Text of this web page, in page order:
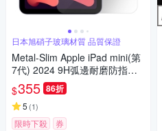
日本旭硝子玻璃材質 品質保證
Metal-Slim Apple iPad mini(第
7代) 2024 9H弧邊耐磨防指紋
鋼化玻璃保護貼
$355 86折
5 (1)
限時下殺 券